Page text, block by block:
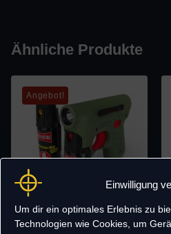
Einwilligung
Um dir ein optimales Erlebnis zu
Technologien wie Cookies, um
Ähnliche Produkte
Angebot!